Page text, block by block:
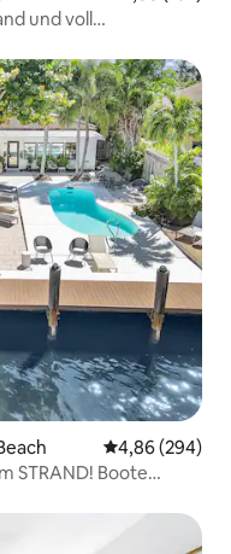
und voll
4,86 (294)
STRAND! Boote